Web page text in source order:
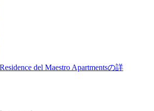
Residence del Maestro Apartmentsの詳